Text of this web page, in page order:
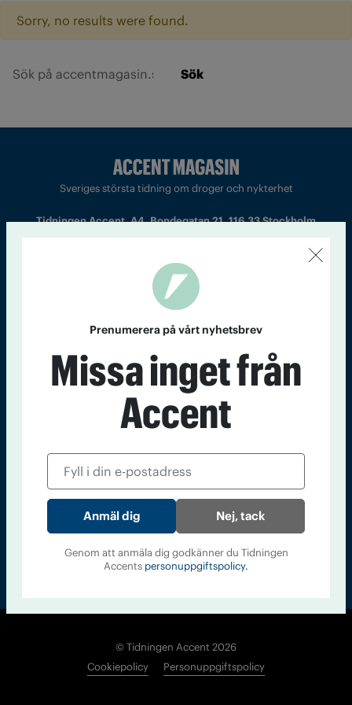
Sorry, no results were found.
Sök
Sveriges största tidning om droger och nykterhet
Tidningen Accent, A4, Bondegatan 21, 116 33 Stockholm
Chefredaktör och ansvarig utgivare: Barbro Janson Lundkvist,
barbro@a4.se.
Kontakt Om Tidningen Tidningsarkiv In English
Läs tidigare
Accent
© Tidningen Accent 2026
Cookiepolicy
Personuppgiftspolicy
Prenumerera på vårt nyhetsbrev
Missa inget från
Accent
Nej, tack
Genom att anmäla dig godkänner du Tidningen
Accents personuppgiftspolicy.